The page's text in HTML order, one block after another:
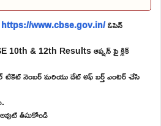
https://www.cbse.gov.in/ఓపెన్
& 12th Results ఆప్షన్ పై క్లిక్
టికెట్ నెంబర్ మరియు డేట్ అఫ్ బర్త్ ఎంటర్ చేసి
తీసుకోండి